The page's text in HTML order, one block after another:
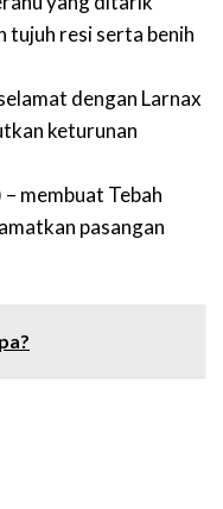
tujuh resi serta benih
dengan Larnax
keturunan
membuat Tebah
pasangan